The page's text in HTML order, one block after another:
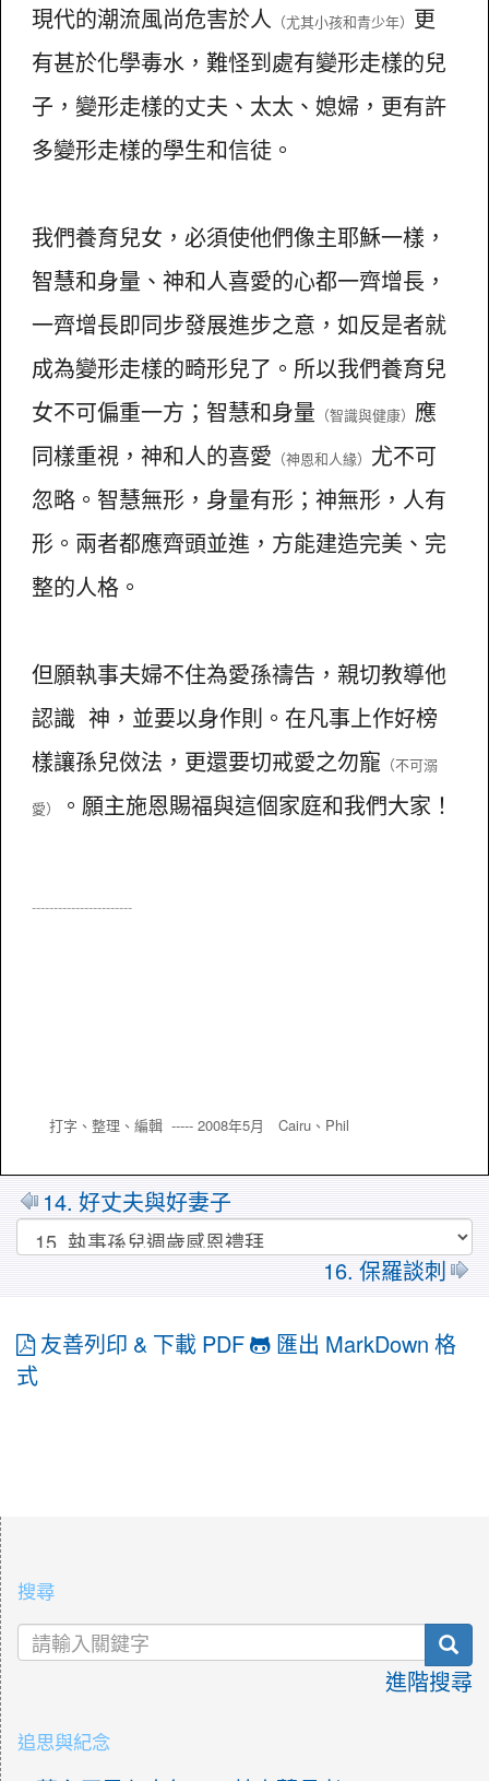
現代的潮流風尚危害於人 （尤其小孩和青少年） 更
有甚於化學毒水，難怪到處有變形走樣的兒
子，變形走樣的丈夫、太太、媳婦，更有許
多變形走樣的學生和信徒。
我們養育兒女，必須使他們像主耶穌一樣，
智慧和身量、神和人喜愛的心都一齊增長，
一齊增長即同步發展進步之意，如反是者就
成為變形走樣的畸形兒了。所以我們養育兒
女不可偏重一方；智慧和身量 （智識與健康） 應
同樣重視，神和人的喜愛 （神恩和人緣） 尤不可
忽略。智慧無形，身量有形；神無形，人有
形。兩者都應齊頭並進，方能建造完美、完
整的人格。
但願執事夫婦不住為愛孫禱告，親切教導他
認識 神，並要以身作則。在凡事上作好榜
樣讓孫兒傚法，更還要切戒愛之勿寵 （不可溺
愛） 。願主施恩賜福與這個家庭和我們大家！
-----------------------
打字、整理、編輯 ----- 2008年5月 Cairu、 Phil
14. 好丈夫與好妻子
16. 保羅談刺
友善列印 & 下載 PDF
匯出 MarkDown 格
式
搜尋
進階搜尋
追思與紀念